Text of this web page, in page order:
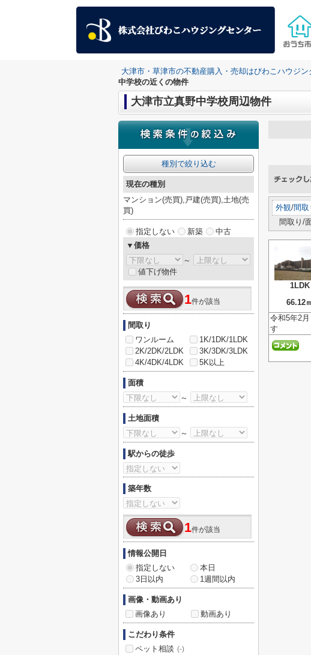
大津市・草津市の不動産購入・売却はびわこハウジン
中学校の近くの物件
大津市立真野中学校周辺物件
外観/間取
間取り/
1LDK
66.12
令和5年2
す
種別で絞り込む
現在の種別
マンション(売買),戸建(売買),土地(売
買)
指定しない 新築
中古
▼価格
～
値下げ物件
1件が該当
間取り
ワンルーム
1K/1DK/1LDK
2K/2DK/2LDK
3K/3DK/3LDK
4K/4DK/4LDK
5K以上
面積
～
土地面積
～
駅からの徒歩
築年数
1件が該当
情報公開日
指定しない
本日
3日以内
1週間以内
画像・動画あり
画像あり
動画あり
こだわり条件
ペット相談 (-)